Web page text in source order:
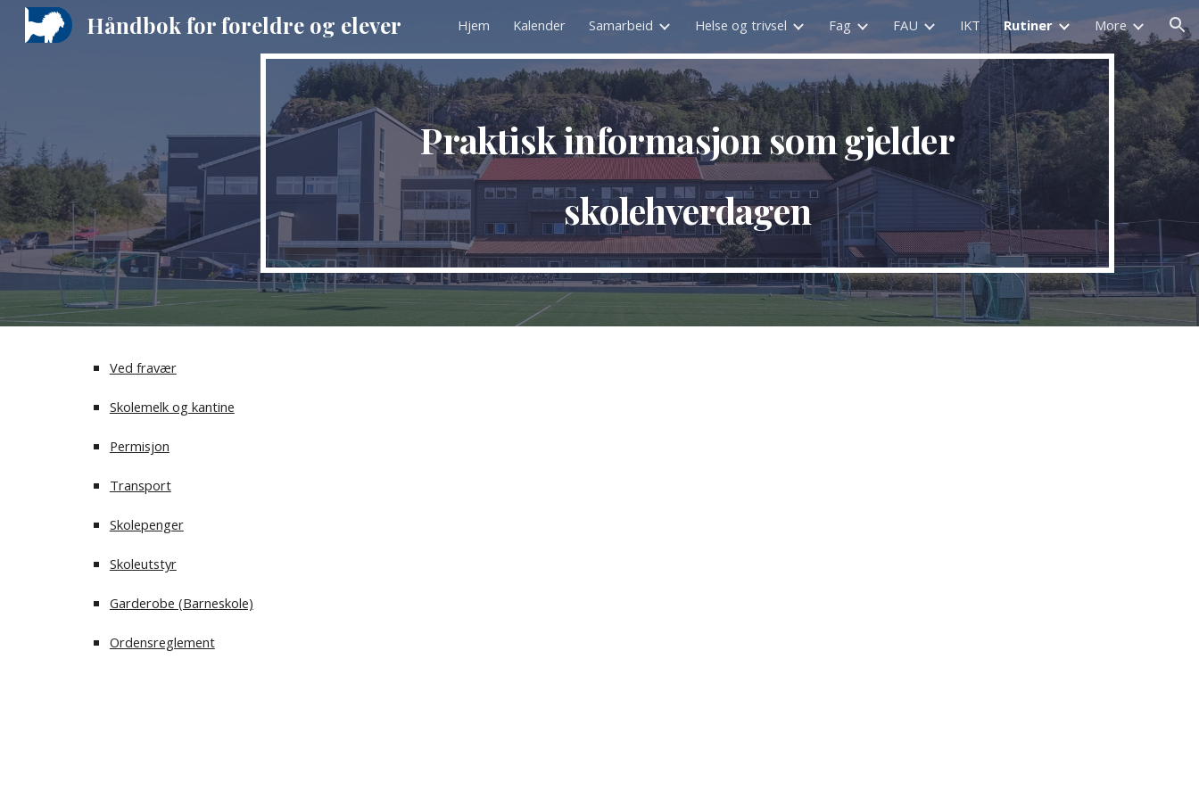
Skip to main content Skip to navigation
Håndbok for foreldre og elever Hjem Kalender Samarbeid Helse og trivsel Fag FAU IKT Rutiner More
Praktisk informasjon som gjelder
skolehverdagen
Ved fravær
Skolemelk og kantine
Permisjon
Transport
Skolepenger
Skoleutstyr
Garderobe (Barneskole)
Ordensreglement